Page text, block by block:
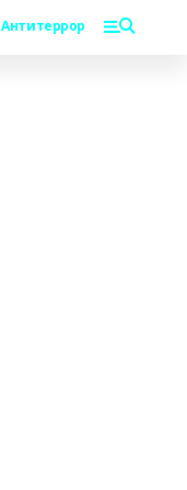
Антитеррор